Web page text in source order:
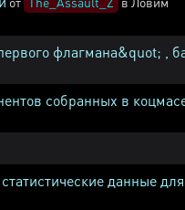
флагмана&quot; ,
собранных в
данные для